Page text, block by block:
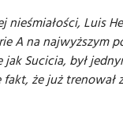
nieśmiałości, Luis
A na najwyższym
Sucicia, był
że już trenował